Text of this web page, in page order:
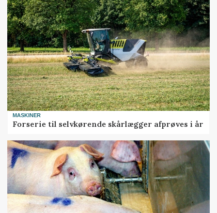
MASKINER
Forserie til selvkørende skårlægger afprøves i år